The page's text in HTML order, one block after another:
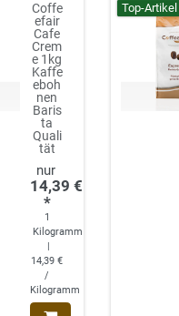
Coffe
efair
Cafe
Crem
e 1kg
Kaffe
eboh
nen
Baris
ta
Quali
tät
14,39 €
*
1
Kilogramm
14,39 €
/
Kilogramm
Top-Artikel